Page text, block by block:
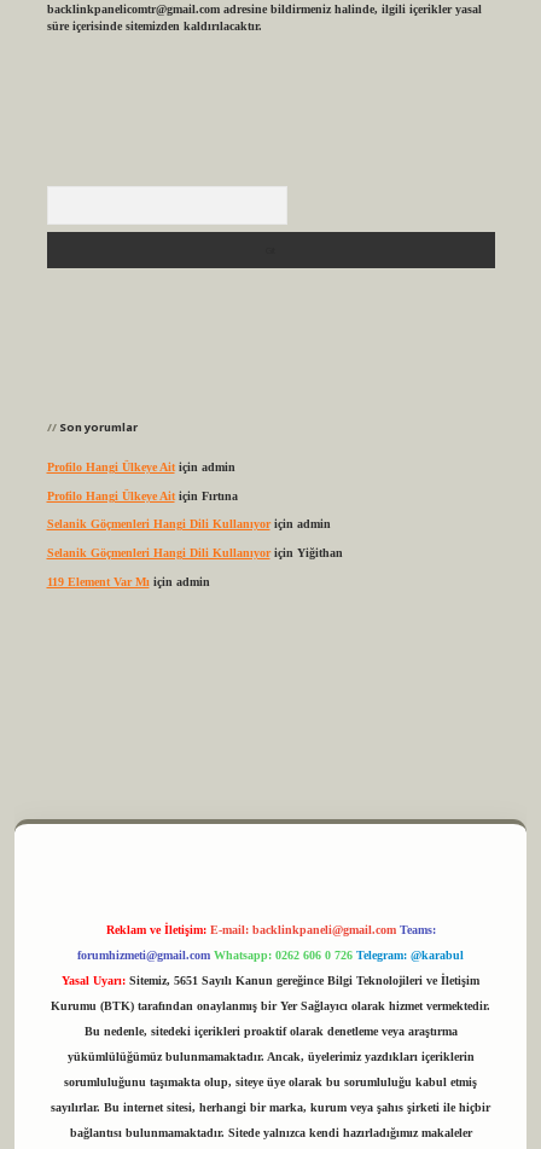
backlinkpanelicomtr@gmail.comadresine bildirmeniz halinde, ilgili içerikler yasal
süre içerisinde sitemizden kaldırılacaktır.
Son yorumlar
Profilo Hangi Ülkeye Aitiçin admin
Profilo Hangi Ülkeye Aitiçin Fırtına
Selanik Göçmenleri Hangi Dili Kullanıyoriçin admin
Selanik Göçmenleri Hangi Dili Kullanıyoriçin Yiğithan
119 Element Var Mı için admin
Reklam ve İletişim: E-mail: backlinkpaneli@gmail.com Teams:
forumhizmeti@gmail.com Whatsapp: 0262 606 0 726 Telegram: @karabul
Yasal Uyarı: Sitemiz, 5651 Sayılı Kanun gereğince Bilgi Teknolojileri ve İletişim
Kurumu (BTK) tarafından onaylanmış bir Yer Sağlayıcı olarak hizmet vermektedir.
Bu nedenle, sitedeki içerikleri proaktif olarak denetleme veya araştırma
yükümlülüğümüz bulunmamaktadır. Ancak, üyelerimiz yazdıkları içeriklerin
sorumluluğunu taşımakta olup, siteye üye olarak bu sorumluluğu kabul etmiş
sayılırlar. Bu internet sitesi, herhangi bir marka, kurum veya şahıs şirketi ile hiçbir
bağlantısı bulunmamaktadır. Sitede yalnızca kendi hazırladığımız makaleler